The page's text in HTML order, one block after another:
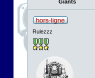
Giants
Rulezzz